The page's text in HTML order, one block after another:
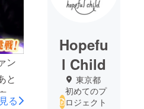
ン
と
援
る
Hopefu
l Child
東京都
初めてのプ
ロジェクト